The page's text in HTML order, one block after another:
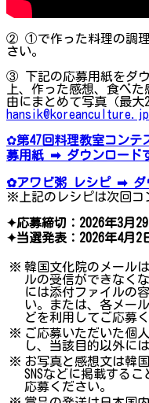
② ①で作った料理の調理
さい。
③ 下記の応募用紙をダ
上、作った感想、食べ
由にまとめて写真（最
hansik@koreanculture.jp
✿第47回料理教室コンテ
募用紙 ➡ ダウンロード
✿アワビ粥 レシピ ➡ ダ
※上記のレシピは次回コ
✦応募締切：2026年3月29
✦当選発表：2026年4月2
※ 韓国文化院のメール
ルの受信ができなく
には添付ファイルの
い。または、各メー
どを利用してご応募く
※ ご応募いただいた個
し、当該目的以外に
※ お写真と感想文は韓
SNSなどに掲載する
応募ください。